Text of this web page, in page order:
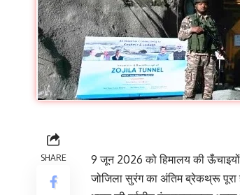
SHARE
9 जून 2026 को हिमालय की ऊँचाइयों
जोजिला सुरंग का अंतिम ब्रेकथ्रू